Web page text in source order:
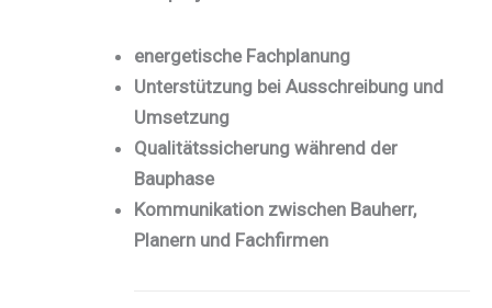
energetische Fachplanung
Unterstützung bei Ausschreibung und
Umsetzung
Qualitätssicherung während der
Bauphase
Kommunikation zwischen Bauherr,
Planern und Fachfirmen